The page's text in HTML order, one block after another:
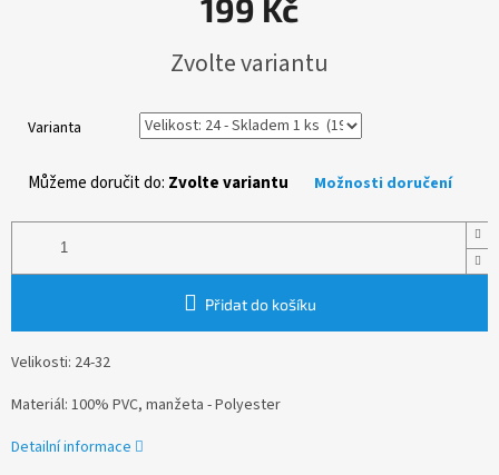
199 Kč
cena:
Zvolte variantu
Varianta
Můžeme doručit do: Zvolte variantu Možnosti doručení
Přidat do košíku
Velikosti: 24-32
Materiál: 100% PVC, manžeta - Polyester
Detailní informace